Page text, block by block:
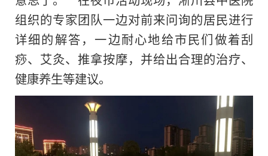
组织的专家团队一边对前来问询的居民进行
详细的解答，一边耐心地给市民们做着刮
痧、艾灸、推拿按摩，并给出合理的治疗、
健康养生等建议。